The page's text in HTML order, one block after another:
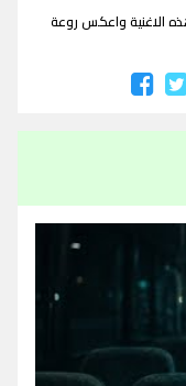
الاغنية واعكس روعة